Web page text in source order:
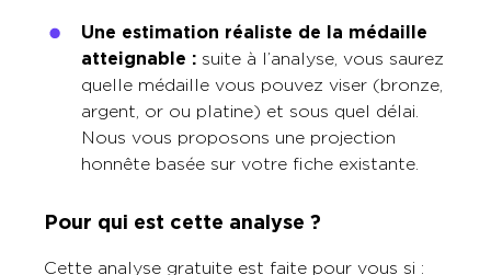
Une estimation réaliste de la médaille
atteignable : suite à l’analyse, vous saurez
quelle médaille vous pouvez viser (bronze,
argent, or ou platine) et sous quel délai.
Nous vous proposons une projection
honnête basée sur votre fiche existante.
Pour qui est cette analyse ?
Cette analyse gratuite est faite pour vous si :